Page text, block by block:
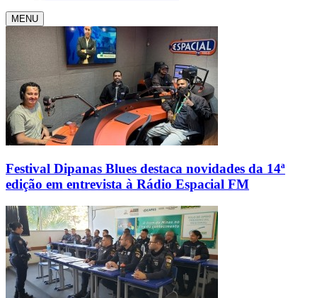
MENU
Festival Dipanas Blues destaca novidades da 14ª
edição em entrevista à Rádio Espacial FM